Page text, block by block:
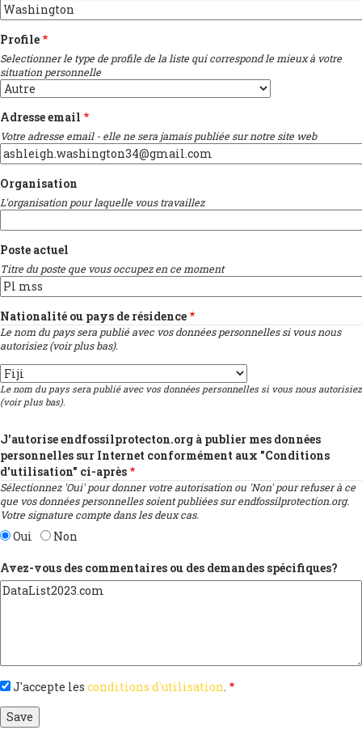
Profile
Selectionner le type de profile de la liste qui correspond le mieux à votre
situation personnelle
Adresse email
Votre adresse email - elle ne sera jamais publiée sur notre site web
Organisation
L'organisation pour laquelle vous travaillez
Poste actuel
Titre du poste que vous occupez en ce moment
Nationalité ou pays de résidence
Le nom du pays sera publié avec vos données personnelles si vous nous
autorisiez (voir plus bas).
Pays
Le nom du pays sera publié avec vos données personnelles si vous nous autorisiez
(voir plus bas).
J'autorise endfossilprotecton.org à publier mes données
personnelles sur Internet conformément aux "Conditions
d'utilisation" ci-après
Sélectionnez 'Oui' pour donner votre autorisation ou 'Non' pour refuser à ce
que vos données personnelles soient publiées sur endfossilprotection.org.
Votre signature compte dans les deux cas.
Oui Non
Avez-vous des commentaires ou des demandes spécifiques?
J'accepte les conditions d'utilisation.